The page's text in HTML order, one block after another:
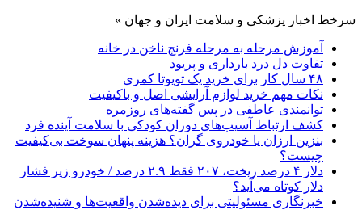
سرخط اخبار پزشکی و سلامت ایران و جهان »
آموزش مرحله به مرحله فرنچ ناخن در خانه
تفاوت دل درد بارداری و پریود
۴۸ سال کار برای خرید یک تویوتا کمری
نکات مهم خرید لوازم آرایشی اصل و باکیفیت
توانمندی عاطفی در پس گفته‌های روزمره
کشف ارتباط آسیب‌های دوران کودکی با سلامت آینده فرد
بنزین ارزان یا خودروی گران؟ هزینه پنهان سوخت بی‌کیفیت
چیست؟
دلار ۴ درصد ریخت، ۲۰۷ فقط ۲.۹ درصد / خودرو زیر فشار
دلار کوتاه می‌آید؟
خبرنگاری مسئولیتی برای دیده‌شدن واقعیت‌ها و شنیده‌شدن